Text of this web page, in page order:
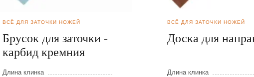
ВСЁ ДЛЯ ЗАТОЧКИ НОЖЕЙ
Брусок для заточки -
карбид кремния
Длина клинка
ВСЁ ДЛЯ ЗАТОЧКИ НОЖЕЙ
Доска для
Длина клинка